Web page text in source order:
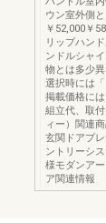
ウン室外側
￥52,000￥
リップハン
ンドルシャ
物とは多少
選択時には
掲載価格に
組立代、取
ィー）関連
玄関ドアプ
ントリーシ
様モダンア
ア関連情報